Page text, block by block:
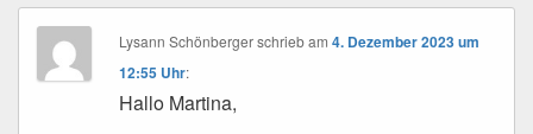
Lysann Schönberger schriebam4. Dezember 2023 um
12:55 Uhr:
Hallo Martina,